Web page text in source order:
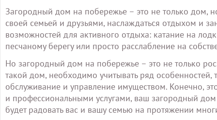
Загородный дом на побережье – это не только дом,
своей семьей и друзьями, наслаждаться отдыхом и
возможностей для активного отдыха: катание на
песчаному берегу или просто расслабление на
Но загородный дом на побережье – это не только
такой дом, необходимо учитывать ряд
обслуживание и управление имуществом. Конечно,
и профессиональными услугами, ваш загородный
будет радовать вас и вашу семью на протяжении